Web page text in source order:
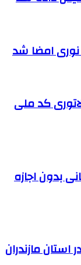
امضا شد
کد ملی
بدون اجازه
استان مازندران